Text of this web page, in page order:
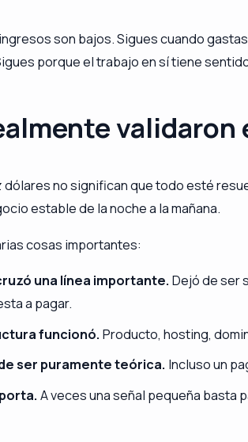
son bajos. Sigues cuando
porque el trabajo en sí tiene
no significan que todo esté
estable de la noche a la mañana.
cosas importantes:
una línea importante. Dejó de ser
a pagar.
funcionó. Producto, hosting,
ser puramente teórica. Incluso un
A veces una señal pequeña basta